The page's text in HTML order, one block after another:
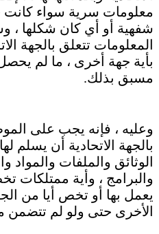
معلومات سرية سواء كانت
شفهية أو أي كان شكلها ،
المعلومات تتعلق بالجهة
بأية جهة أخرى ، ما لم
مسبق بذلك.
وعليه ، فإنه يجب على
بالجهة الاتحادية أن يسلم
الوثائق والملفات والمواد
والبرامج ، وأية ممتلكات
يعمل بها أو تخص أيا من
الأخرى حتى ولو لم